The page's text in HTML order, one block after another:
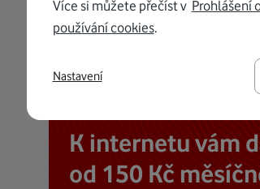
K internetu vám
od 150 Kč
Více si můžete přečíst v Prohlášení
používání cookies.
Nastavení